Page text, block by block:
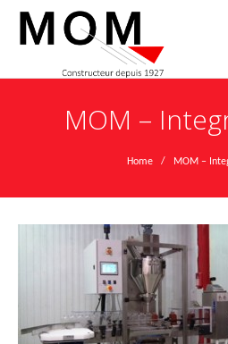
MOM –
Home / MOM –